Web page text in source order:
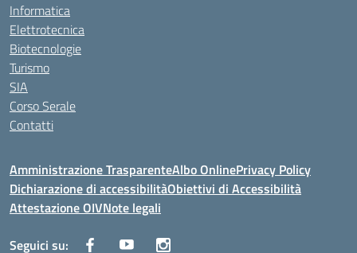
Informatica
Elettrotecnica
Biotecnologie
Turismo
SIA
Corso Serale
Contatti
Amministrazione TrasparenteAlbo OnlinePrivacy Policy
Dichiarazione di accessibilitàObiettivi di Accessibilità
Attestazione OIVNote legali
Seguici su: